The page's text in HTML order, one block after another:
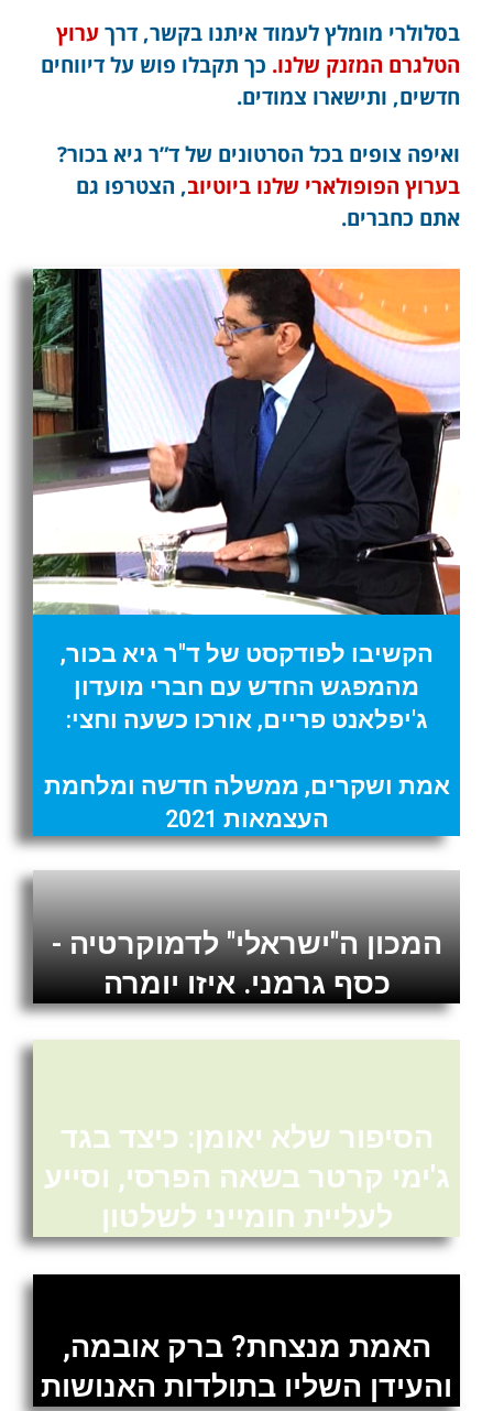
בסלולרי מומלץ לעמוד איתנו בקשר, דרך ערוץ
הטלגרם המזנק שלנו. כך תקבלו פוש על דיווחים
חדשים, ותישארו צמודים.
ואיפה צופים בכל הסרטונים של ד”ר גיא בכור?
בערוץ הפופולארי שלנו ביוטיוב, הצטרפו גם
אתם כחברים.
הקשיבו לפודקסט של ד"ר גיא בכור,
מהמפגש החדש עם חברי מועדון
ג'יפלאנט פריים, אורכו כשעה וחצי:
אמת ושקרים, ממשלה חדשה ומלחמת
העצמאות 2021
המכון ה"ישראלי" לדמוקרטיה -
כסף גרמני. איזו יומרה
הסיפור שלא יאומן: כיצד בגד
ג'ימי קרטר בשאה הפרסי, וסייע
לעליית חומייני לשלטון
האמת מנצחת? ברק אובמה,
והעידן השליו בתולדות האנושות